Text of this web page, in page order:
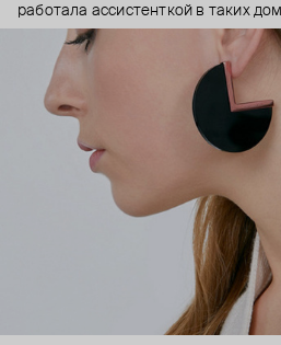
работала ассистенткой в таких
Yohji Yamamoto; создавала
Twen. В 1994 году, после
переименован в Isabel Marant –
марки. Украшения Isabel Marant – недосказанность и french
touch: деликатные украшения, как
винтажной лавке, с подвесками-
деталями.